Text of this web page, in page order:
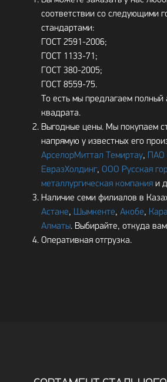
соответствии со следующими
стандартами:
ГОСТ 2591-2006;
ГОСТ 1133-71;
ГОСТ 380-2005;
ГОСТ 8559-75.
То есть мы предлагаем полный
квадрата.
Выгодные цены. Мы покупаем
напрямую у известных его
АрселорМиттал Темиртау,
ЕвразХолдинг, ООО Русская
металлургическая компания и
Наличие семи филиалов в
Астане, Шымкенте, Акобе,
Алматы. Выбирайте, откуда
Оперативная отгрузка.